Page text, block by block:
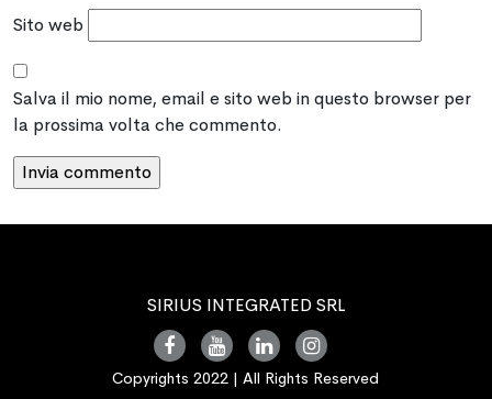
Sito web
Salva il mio nome, email e sito web in questo browser per
la prossima volta che commento.
SIRIUS INTEGRATED SRL
Copyrights 2022 | All Rights Reserved